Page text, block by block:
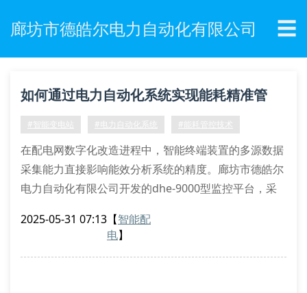
廊坊市德皓尔电力自动化有限公司 ☰
如何通过电力自动化系统实现能耗精准管
控？
#智能变电站 #电力自动化系统 #能耗管控技术
在配电网数字化改造进程中，智能终端装置的多源数据
采集能力直接影响能效分析系统的精度。廊坊市德皓尔
电力自动化有限公司开发的dhe-9000型监控平台，采
辨率达到128点/周波，可精确识别暂态电能质量扰动。
2025-05-31 07:13 【智能配
电】